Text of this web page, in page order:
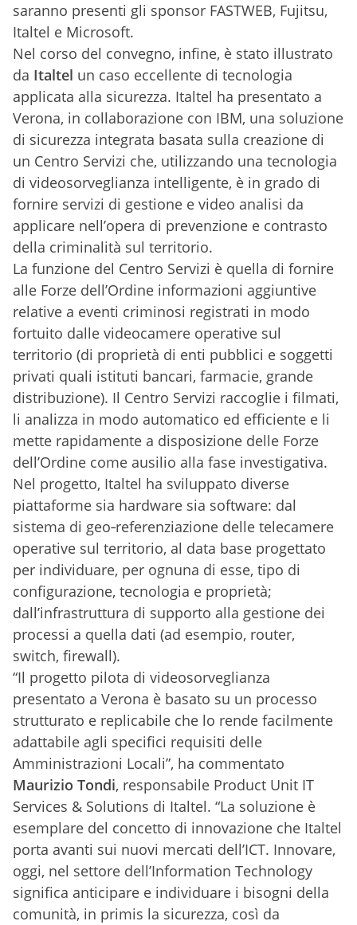
saranno presenti gli sponsor FASTWEB, Fujitsu,
Italtel e Microsoft.
Nel corso del convegno, infine, è stato illustrato
da Italtel un caso eccellente di tecnologia
applicata alla sicurezza. Italtel ha presentato a
Verona, in collaborazione con IBM, una soluzione
di sicurezza integrata basata sulla creazione di
un Centro Servizi che, utilizzando una tecnologia
di videosorveglianza intelligente, è in grado di
fornire servizi di gestione e video analisi da
applicare nell’opera di prevenzione e contrasto
della criminalità sul territorio.
La funzione del Centro Servizi è quella di fornire
alle Forze dell’Ordine informazioni aggiuntive
relative a eventi criminosi registrati in modo
fortuito dalle videocamere operative sul
territorio (di proprietà di enti pubblici e soggetti
privati quali istituti bancari, farmacie, grande
distribuzione). Il Centro Servizi raccoglie i filmati,
li analizza in modo automatico ed efficiente e li
mette rapidamente a disposizione delle Forze
dell’Ordine come ausilio alla fase investigativa.
Nel progetto, Italtel ha sviluppato diverse
piattaforme sia hardware sia software: dal
sistema di geo‐referenziazione delle telecamere
operative sul territorio, al data base progettato
per individuare, per ognuna di esse, tipo di
configurazione, tecnologia e proprietà;
dall’infrastruttura di supporto alla gestione dei
processi a quella dati (ad esempio, router,
switch, firewall).
“Il progetto pilota di videosorveglianza
presentato a Verona è basato su un processo
strutturato e replicabile che lo rende facilmente
adattabile agli specifici requisiti delle
Amministrazioni Locali”, ha commentato
Maurizio Tondi, responsabile Product Unit IT
Services & Solutions di Italtel. “La soluzione è
esemplare del concetto di innovazione che Italtel
porta avanti sui nuovi mercati dell’ICT. Innovare,
oggi, nel settore dell’Information Technology
significa anticipare e individuare i bisogni della
comunità, in primis la sicurezza, così da